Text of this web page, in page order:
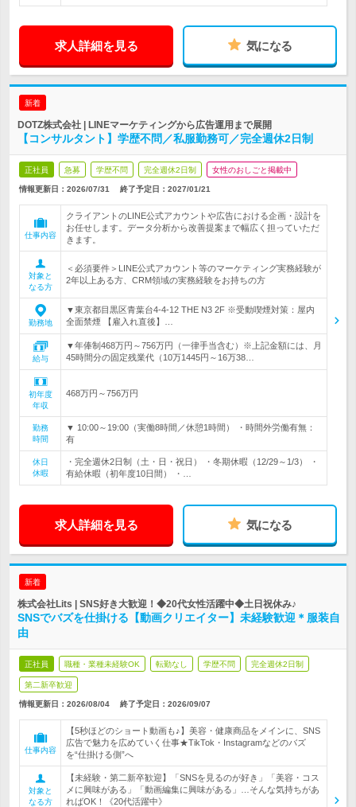
求人詳細を見る 気になる
新着
DOTZ株式会社 | LINEマーケティングから広告運用まで展開
【コンサルタント】学歴不問／私服勤務可／完全週休2日制
正社員 急募 学歴不問 完全週休2日制 女性のおしごと掲載中
情報更新日：2026/07/31 終了予定日： 2027/01/21
仕事内容
クライアントのLINE公式アカウントや広告における企画・設計を
お任せします。データ分析から改善提案まで幅広く担っていただ
きます。
対象と
なる方
＜必須要件＞LINE公式アカウント等のマーケティング実務経験が
2年以上ある方、CRM領域の実務経験をお持ちの方
勤務地
▼東京都目黒区青葉台4-4-12 THE N3 2F ※受動喫煙対策：屋内
全面禁煙 【雇入れ直後】…
給与
▼年俸制468万円～756万円（一律手当含む）※上記金額には、月
45時間分の固定残業代（10万1445円～16万38…
初年度
年収
468万円～756万円
勤務
時間
▼ 10:00～19:00（実働8時間／休憩1時間） ・時間外労働有無：
有
休日
休暇
・完全週休2日制（土・日・祝日） ・冬期休暇（12/29～1/3） ・
有給休暇（初年度10日間） ・…
求人詳細を見る 気になる
新着
株式会社Lits | SNS好き大歓迎！◆20代女性活躍中◆土日祝休み♪
SNSでバズを仕掛ける【動画クリエイター】未経験歓迎＊服装自
由
正社員 職種・業種未経験OK 転勤なし 学歴不問 完全週休2日制
第二新卒歓迎
情報更新日：2026/08/04 終了予定日： 2026/09/07
仕事内容
【5秒ほどのショート動画も♪】美容・健康商品をメインに、SNS
広告で魅力を広めていく仕事★TikTok・Instagramなどのバズ
を“仕掛ける側”へ
対象と
なる方
【未経験・第二新卒歓迎】「SNSを見るのが好き」「美容・コス
メに興味がある」「動画編集に興味がある」…そんな気持ちがあ
ればOK！《20代活躍中》